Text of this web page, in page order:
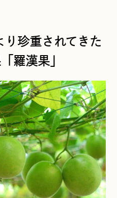
珍重されてきた
羅漢果」